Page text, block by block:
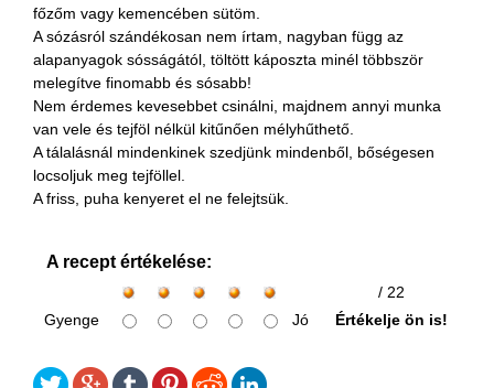
főzőm vagy kemencében sütöm.
A sózásról szándékosan nem írtam, nagyban függ az
alapanyagok sósságától, töltött káposzta minél többször
melegítve finomabb és sósabb!
Nem érdemes kevesebbet csinálni, majdnem annyi munka
van vele és tejföl nélkül kitűnően mélyhűthető.
A tálalásnál mindenkinek szedjünk mindenből, bőségesen
locsoljuk meg tejföllel.
A friss, puha kenyeret el ne felejtsük.
A recept értékelése:
/ 22
Gyenge
Jó Értékelje ön is!